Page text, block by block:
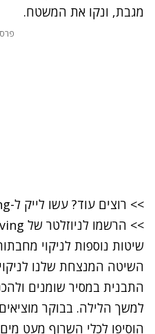
מגבת, ונקו את המשטח.
>> רוצים עוד? עשו לייק ל-living בפייסבוק
>> הרשמו לניוזלטר של living
שיטות נוספות לניקוי
השיטה המנצחת שלנו
התבנית במסיר שומנים
למשך הלילה. בבוקר
הוסיפו לכלי השרוף מעט